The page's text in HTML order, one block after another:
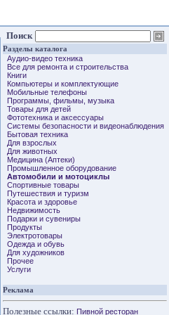
Поиск
Разделы каталога
Аудио-видео техника
Все для ремонта и строительства
Книги
Компьютеры и комплектующие
Мобильные телефоны
Программы, фильмы, музыка
Товары для детей
Фототехника и аксессуары
Системы безопасности и видеонаблюдения
Бытовая техника
Для взрослых
Для животных
Медицина (Аптеки)
Промышленное оборудование
Автомобили и мотоциклы
Спортивные товары
Путешествия и туризм
Красота и здоровье
Недвижимость
Подарки и сувениры
Продукты
Электротовары
Одежда и обувь
Для художников
Прочее
Услуги
Реклама
Полезные ссылки: Пивной ресторан